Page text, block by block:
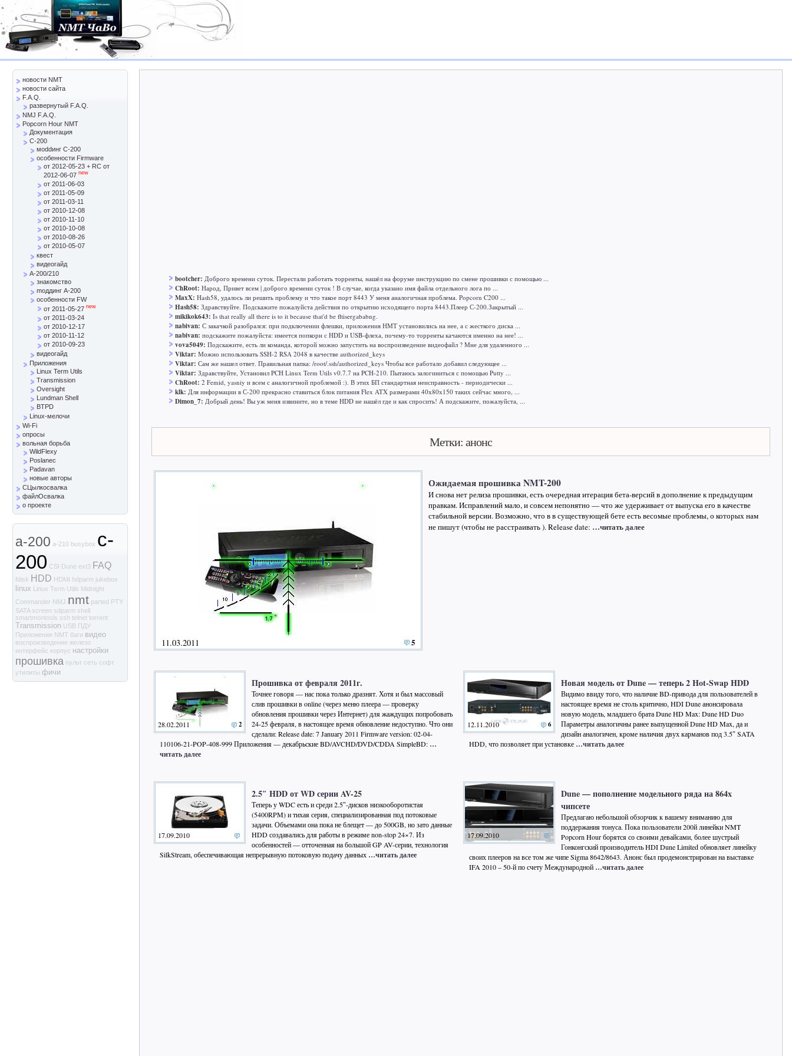
bootcher: Доброго времени суток. Перестали работать торренты, нашёл на форуме инструкцию по смене прошивки с помощью ...
ChRoot: Народ, Привет всем | доброго времени суток ! В случае, когда указано имя файла отдельного лога по ...
MaxX: Hash58, удалось ли решить проблему и что такое порт 8443 У меня аналогичная проблема. Popcorn C200 ...
Hash58: Здравствуйте. Подскажите пожалуйста действия по открытию исходящего порта 8443.Плеер С-200.Закрытый ...
mikikok643: Is that really all there is to it because that'd be fltisergababng.
nabivan: С закачкой разобрался: при подключении флешки, приложения НМТ установились на нее, а с жесткого диска ...
nabivan: подскажите пожалуйста: имеется попкорн с HDD и USB-флеха, почему-то торренты качаются именно на нее! ...
vova5049: Подскажите, есть ли команда, которой можно запустить на воспроизведение видеофайл ? Мне для удаленного ...
Viktar: Можно использовать SSH-2 RSA 2048 в качестве authorized_keys
Viktar: Сам же нашел ответ. Правильная папка: /root/.ssh/authorized_keys Чтобы все работало добавил следующее ...
Viktar: Здравствуйте, Установил PCH Linux Term Utils v0.7.7 на PCH-210. Пытаюсь залогиниться с помощью Putty ...
ChRoot: 2 Femid, yasniy и всем с аналогичной проблемой :). В этих БП стандартная неисправность - периодически ...
klk: Для информации в С-200 прекрасно ставиться блок питания Flex ATX размерами 40х80х150 таких сейчас много, ...
Dimon_7: Добрый день! Вы уж меня извините, но в теме HDD не нашёл где и как спросить! А подскажите, пожалуйста, ...
Метки: анонс
11.03.2011 5
Ожидаемая прошивка NMT-200
И снова нет релиза прошивки, есть очередная итерация бета-версий в дополнение к предыдущим
правкам. Исправлений мало, и совсем непонятно — что же удерживает от выпуска его в качестве
стабильной версии. Возможно, что в в существующей бете есть весомые проблемы, о которых нам
не пишут (чтобы не расстраивать ). Release date: …читать далее
28.02.2011 2
Прошивка от февраля 2011г.
Точнее говоря — нас пока только дразнят. Хотя и был массовый
слив прошивки в online (через меню плеера — проверку
обновления прошивки через Интернет) для жаждущих попробовать
24-25 февраля, в настоящее время обновление недоступно. Что они
сделали: Release date: 7 January 2011 Firmware version: 02-04-
110106-21-POP-408-999 Приложения — декабрьские BD/AVCHD/DVD/CDDA SimpleBD: …
читать далее
12.11.2010 6
Новая модель от Dune — теперь 2 Hot-Swap HDD
Видимо ввиду того, что наличие BD-привода для пользователей в
настоящее время не столь критично, HDI Dune анонсировала
новую модель, младшего брата Dune HD Max: Dune HD Duo
Параметры аналогичны ранее выпущенной Dune HD Max, да и
дизайн аналогичен, кроме наличия двух карманов под 3.5″ SATA
HDD, что позволяет при установке …читать далее
17.09.2010
2.5″ HDD от WD серии AV-25
Теперь у WDC есть и среди 2.5″-дисков низкооборотистая
(5400RPM) и тихая серия, специализированная под потоковые
задачи. Объемами она пока не блещет — до 500GB, но зато данные
HDD создавались для работы в режиме non-stop 24×7. Из
особенностей — отточенная на большой GP AV-серии, технология
SilkStream, обеспечивающая непрерывную потоковую подачу данных …читать далее
17.09.2010
Dune — пополнение модельного ряда на 864x
чипсете
Предлагаю небольшой обзорчик к вашему вниманию для
поддержания тонуса. Пока пользователи 200й линейки NMT
Popcorn Hour борятся со своими девайсами, более шустрый
Гонконгский производитель HDI Dune Limited обновляет линейку
своих плееров на все том же чипе Sigma 8642/8643. Анонс был продемонстрирован на выставке
IFA 2010 – 50-й по счету Международной …читать далее
новости NMT
новости сайта
F.A.Q.
развернутый F.A.Q.
NMJ F.A.Q.
Popcorn Hour NMT
Документация
C-200
моddинг C-200
особенности Firmware
от 2012-05-23 + RC от
2012-06-07 new
от 2011-06-03
от 2011-05-09
от 2011-03-11
от 2010-12-08
от 2010-11-10
от 2010-10-08
от 2010-08-26
от 2010-05-07
квест
видеогайд
A-200/210
знакомство
mоддинг A-200
особенности FW
от 2011-05-27 new
от 2011-03-24
от 2010-12-17
от 2010-11-12
от 2010-09-23
видеогайд
Приложения
Linux Term Utils
Transmission
Oversight
Lundman Shell
BTPD
Linux-мелочи
Wi-Fi
опросы
вольная борьба
WildFlexy
Poslanec
Padavan
новые авторы
СЦылкосвалка
файлОсвалка
о проекте
a-200 a-210 busybox c-
200 CSI Dune ext3 FAQ
fdisk HDD HDMI hdparm jukebox
linux Linux Term Utils Midnight
Commander NMJ nmt parted PTY
SATA screen sdparm shell
smartmontools ssh telnet torrent
Transmission USB ПДУ
Приложения NMT баги видео
воспроизведение железо
интерфейс корпус настройки
прошивка пульт сеть софт
утилиты фичи